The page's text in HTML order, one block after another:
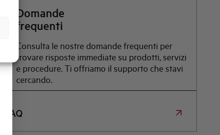
Domande
frequenti
Consulta le nostre domande frequenti per
trovare risposte immediate su prodotti, servizi
e procedure. Ti offriamo il supporto che stavi
cercando.
FAQ